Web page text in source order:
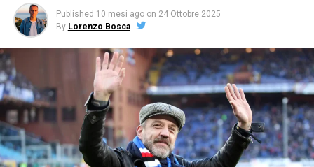
Published 10 mesi ago on 24 Ottobre 2025
By Lorenzo Bosca